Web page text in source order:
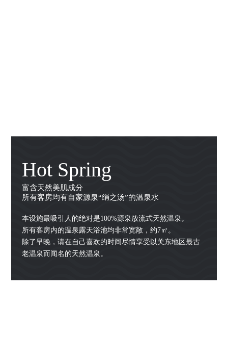
Hot Spring
富含天然美肌成分
所有客房均有自家源泉“绢之汤”的温泉水
本设施最吸引人的绝对是100%源泉放流式天然温泉。
所有客房内的温泉露天浴池均非常宽敞，约7㎡。
除了早晚，请在自己喜欢的时间尽情享受以关东地区最古
老温泉而闻名的天然温泉。